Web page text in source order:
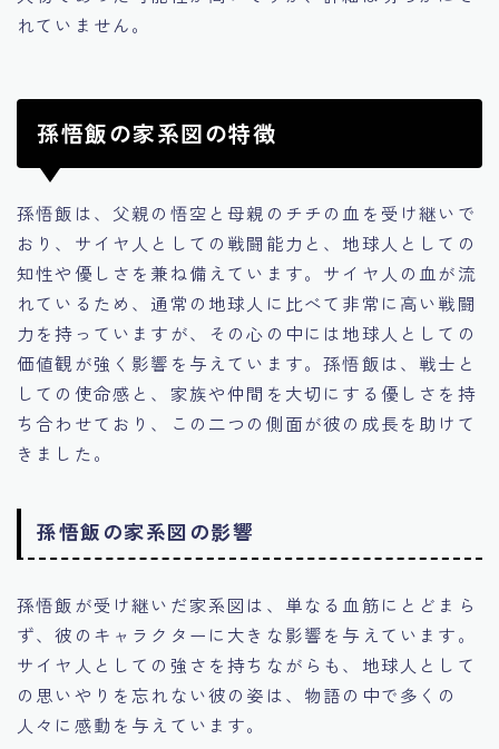
れていません。
孫悟飯の家系図の特徴
孫悟飯は、父親の悟空と母親のチチの血を受け継いで
おり、サイヤ人としての戦闘能力と、地球人としての
知性や優しさを兼ね備えています。サイヤ人の血が流
れているため、通常の地球人に比べて非常に高い戦闘
力を持っていますが、その心の中には地球人としての
価値観が強く影響を与えています。孫悟飯は、戦士と
しての使命感と、家族や仲間を大切にする優しさを持
ち合わせており、この二つの側面が彼の成長を助けて
きました。
孫悟飯の家系図の影響
孫悟飯が受け継いだ家系図は、単なる血筋にとどまら
ず、彼のキャラクターに大きな影響を与えています。
サイヤ人としての強さを持ちながらも、地球人として
の思いやりを忘れない彼の姿は、物語の中で多くの
人々に感動を与えています。